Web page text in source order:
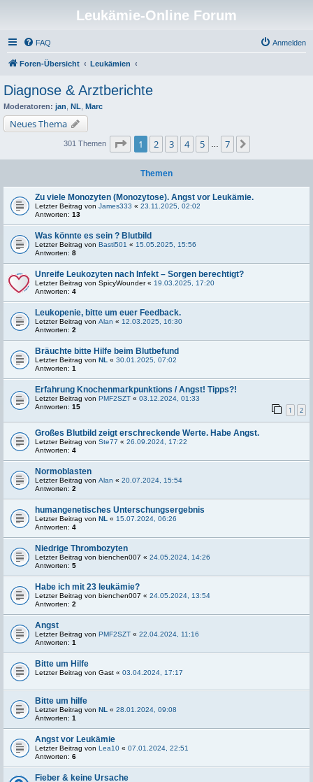
Leukämie-Online Forum
FAQ Anmelden
Foren-Übersicht Leukämien
Diagnose & Arztberichte
Moderatoren: jan NL Marc
Neues Thema
301 Themen Seite von
1 2 3 4 5 7
Themen
Zu viele Monozyten (Monozytose). Angst vor Leukämie.
Letzter Beitrag von James333 « 23.11.2025, 02:02
Antworten: 13
Was könnte es sein ? Blutbild
Letzter Beitrag von Basti501 « 15.05.2025, 15:56
Antworten: 8
Unreife Leukozyten nach Infekt – Sorgen berechtigt?
Letzter Beitrag von SpicyWounder« 19.03.2025, 17:20
Antworten: 4
Leukopenie, bitte um euer Feedback.
Letzter Beitrag von Alan « 12.03.2025, 16:30
Antworten: 2
Bräuchte bitte Hilfe beim Blutbefund
Letzter Beitrag von NL « 30.01.2025, 07:02
Antworten: 1
Erfahrung Knochenmarkpunktions / Angst! Tipps?!
Letzter Beitrag von PMF2SZT « 03.12.2024, 01:33
Antworten: 15 1 2
Großes Blutbild zeigt erschreckende Werte. Habe Angst.
Letzter Beitrag von Ste77 « 26.09.2024, 17:22
Antworten: 4
Normoblasten
Letzter Beitrag von Alan « 20.07.2024, 15:54
Antworten: 2
humangenetisches Unterschungsergebnis
Letzter Beitrag von NL « 15.07.2024, 06:26
Antworten: 4
Niedrige Thrombozyten
Letzter Beitrag von bienchen007 « 24.05.2024, 14:26
Antworten: 5
Habe ich mit 23 leukämie?
Letzter Beitrag von bienchen007 « 24.05.2024, 13:54
Antworten: 2
Angst
Letzter Beitrag von PMF2SZT « 22.04.2024, 11:16
Antworten: 1
Bitte um Hilfe
Letzter Beitrag von Gast « 03.04.2024, 17:17
Bitte um hilfe
Letzter Beitrag von NL « 28.01.2024, 09:08
Antworten: 1
Angst vor Leukämie
Letzter Beitrag von Lea10 « 07.01.2024, 22:51
Antworten: 6
Fieber & keine Ursache